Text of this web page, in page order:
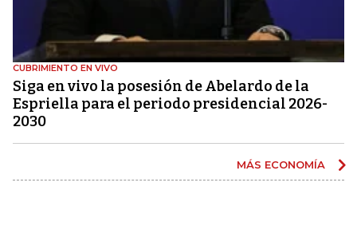
CUBRIMIENTO EN VIVO
Siga en vivo la posesión de Abelardo de la
Espriella para el periodo presidencial 2026-
2030
MÁS ECONOMÍA